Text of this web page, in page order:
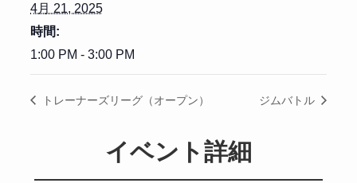
4月 21, 2025
時間:
1:00 PM - 3:00 PM
トレーナーズリーグ（オープン） ジムバトル
イベント詳細